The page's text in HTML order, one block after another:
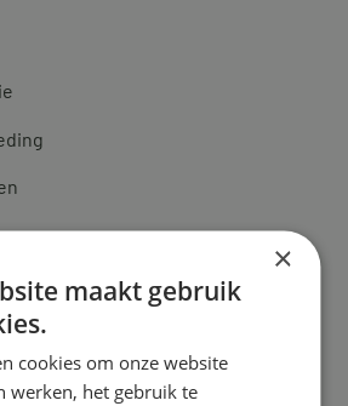
×
maakt gebruik
cookies om onze website
werken, het gebruik te